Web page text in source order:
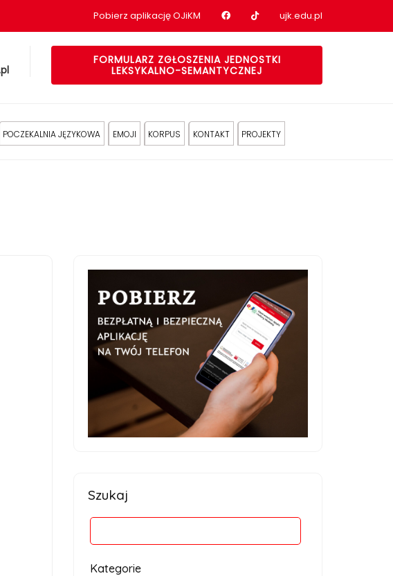
Pobierz aplikację OJiKM Nasz profil na Facebook
Nasz profil na tiktok
ujk.edu.pl
FORMULARZ ZGŁOSZENIA JEDNOSTKI
LEKSYKALNO-SEMANTYCZNEJ
POCZEKALNIA JĘZYKOWA EMOJI KORPUS KONTAKT PROJEKTY
Szukaj
Kategorie